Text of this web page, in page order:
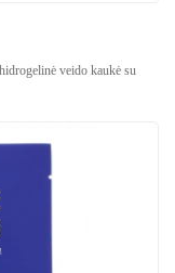
veido kaukė su